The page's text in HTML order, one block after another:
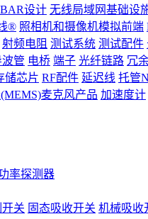
设计 无线局域网基础设
® 照相机和摄像机模拟前端
射频电阻 测试系统 测试配件
波管 电桥 端子 光纤链路 冗
储芯片 RF配件 延迟线 托管
麦克风产品 加速度计
率探测器
关 固态吸收开关 机械吸收